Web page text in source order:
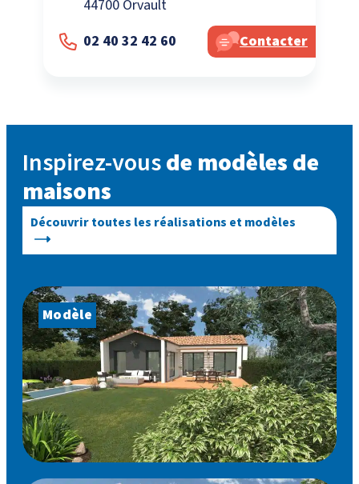
44700 Orvault
02 40 32 42 60
Contacter
Inspirez-vousde modèles de
maisons
Découvrir toutes les réalisations et modèles
Modèle